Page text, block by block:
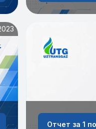
Отчет за 1